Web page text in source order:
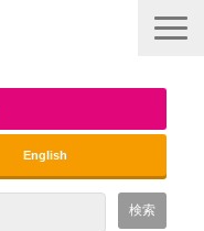
English